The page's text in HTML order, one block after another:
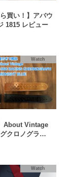
買い！】アバウ
1815 レビュー
Watch
About Vintage
クロノグラ…
Watch